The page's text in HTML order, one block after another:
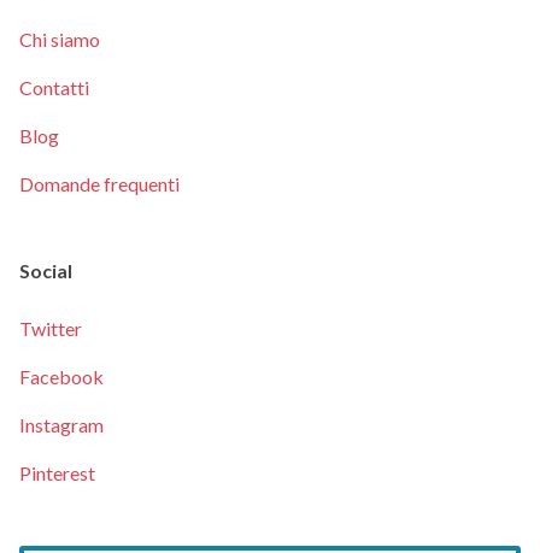
Chi siamo
Contatti
Blog
Domande frequenti
Social
Twitter
Facebook
Instagram
Pinterest